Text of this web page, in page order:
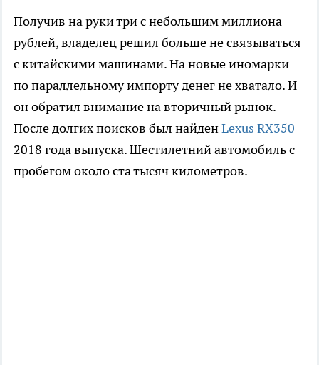
Получив на руки три с небольшим миллиона
рублей, владелец решил больше не связываться
с китайскими машинами. На новые иномарки
по параллельному импорту денег не хватало. И
он обратил внимание на вторичный рынок.
После долгих поисков был найденLexus RX350
2018 года выпуска. Шестилетний автомобиль с
пробегом около ста тысяч километров.